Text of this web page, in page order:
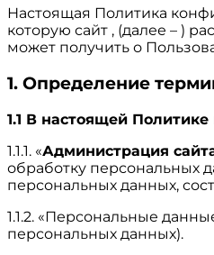
Настоящая Политика
которую сайт , (далее – )
может получить о
1. Определение
1.1 В настоящей
1.1.1. «Администрация
обработку персональных
персональных данных,
1.1.2. «Персональные
персональных данных).